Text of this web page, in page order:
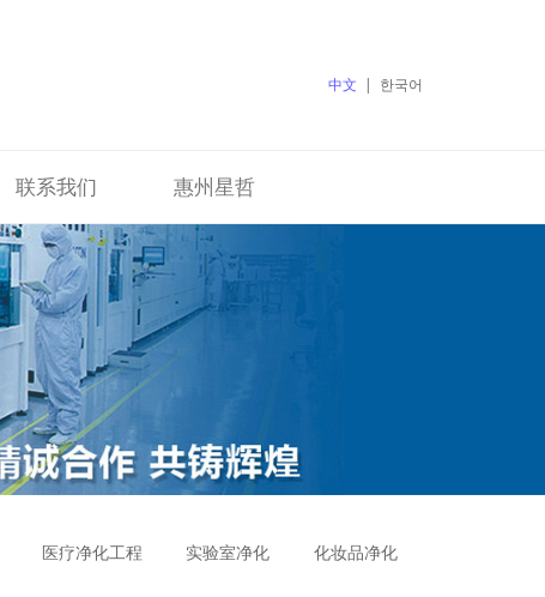
中文 | 한국어
联系我们 惠州星哲
医疗净化工程 实验室净化 化妆品净化